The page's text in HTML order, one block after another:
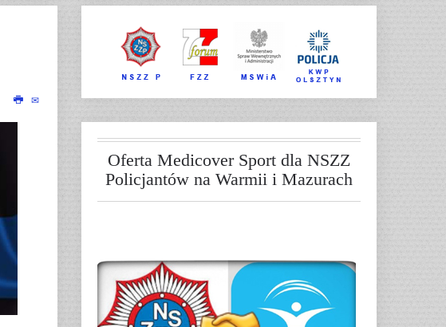
Oferta Medicover Sport dla NSZZ
Policjantów na Warmii i Mazurach